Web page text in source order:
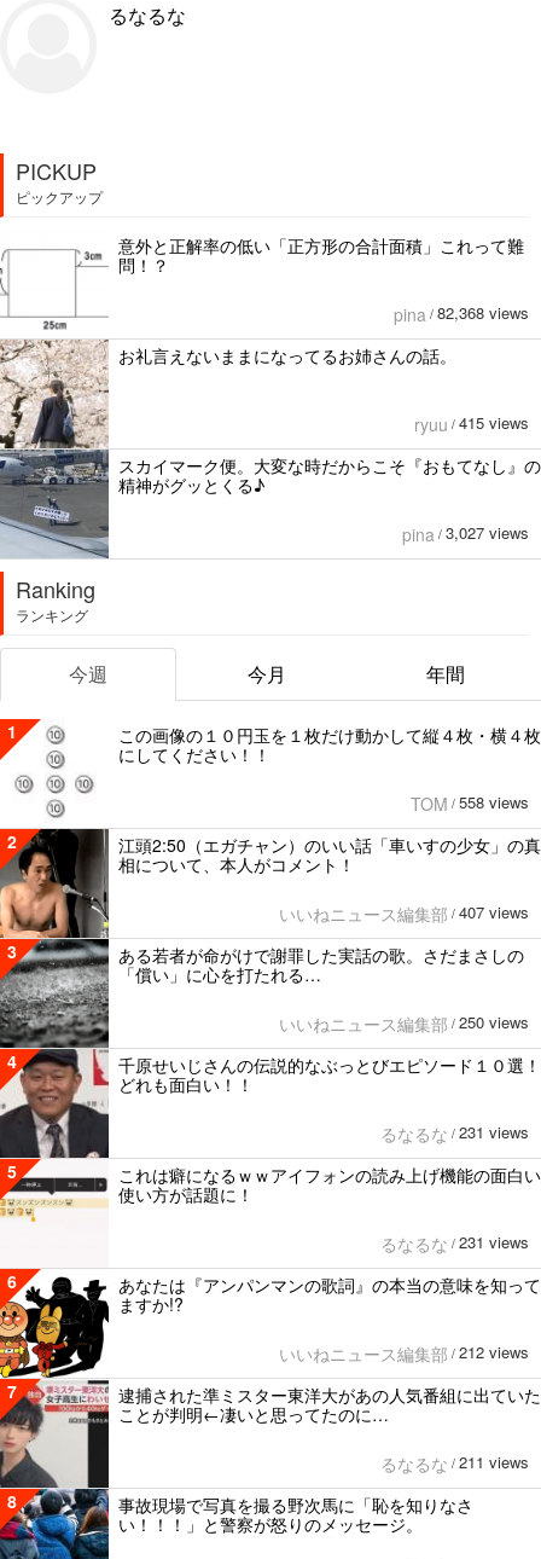
るなるな
PICKUP
ピックアップ
意外と正解率の低い「正方形の合計面積」これって難
問！？
pina / 82,368 views
お礼言えないままになってるお姉さんの話。
ryuu / 415 views
スカイマーク便。大変な時だからこそ『おもてなし』の
精神がグッとくる♪
pina / 3,027 views
Ranking
ランキング
今週 今月 年間
1
この画像の１０円玉を１枚だけ動かして縦４枚・横４枚
にしてください！！
TOM / 558 views
2
江頭2:50（エガチャン）のいい話「車いすの少女」の真
相について、本人がコメント！
いいねニュース編集部 / 407 views
3
ある若者が命がけで謝罪した実話の歌。さだまさしの
「償い」に心を打たれる…
いいねニュース編集部 / 250 views
4
千原せいじさんの伝説的なぶっとびエピソード１０選！
どれも面白い！！
るなるな / 231 views
5
これは癖になるｗｗアイフォンの読み上げ機能の面白い
使い方が話題に！
るなるな / 231 views
6
あなたは『アンパンマンの歌詞』の本当の意味を知って
ますか!?
いいねニュース編集部 / 212 views
7
逮捕された準ミスター東洋大があの人気番組に出ていた
ことが判明←凄いと思ってたのに…
るなるな / 211 views
8
事故現場で写真を撮る野次馬に「恥を知りなさ
い！！！」と警察が怒りのメッセージ。